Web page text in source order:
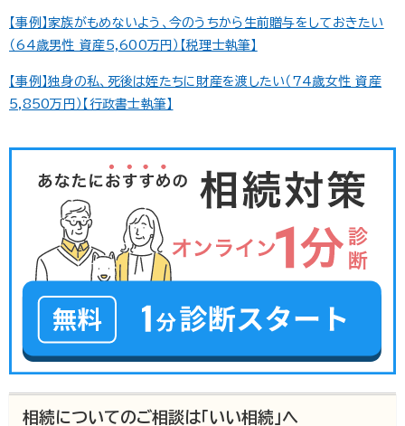
人になれる可...
【事例】家族がもめないよう、今のうちから生前贈与をしておきたい
（64歳男性 資産5,600万円）【税理士執筆】
【事例】独身の私、死後は姪たちに財産を渡したい（74歳女性 資産
5,850万円）【行政書士執筆】
相続についてのご相談は「いい相続」へ